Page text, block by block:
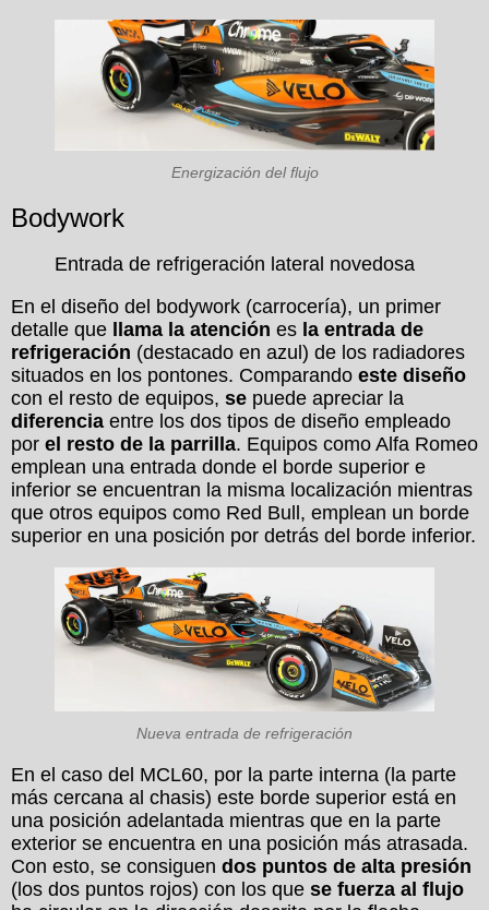
Energización del flujo
Bodywork
Entrada de refrigeración lateral novedosa
En el diseño del bodywork (carrocería), un primer
detalle que llama la atención es la entrada de
refrigeración (destacado en azul) de los radiadores
situados en los pontones. Comparando este diseño
con el resto de equipos, se puede apreciar la
diferencia entre los dos tipos de diseño empleado
por el resto de la parrilla. Equipos como Alfa Romeo
emplean una entrada donde el borde superior e
inferior se encuentran la misma localización mientras
que otros equipos como Red Bull, emplean un borde
superior en una posición por detrás del borde inferior.
Nueva entrada de refrigeración
En el caso del MCL60, por la parte interna (la parte
más cercana al chasis) este borde superior está en
una posición adelantada mientras que en la parte
exterior se encuentra en una posición más atrasada.
Con esto, se consiguen dos puntos de alta presión
(los dos puntos rojos) con los que se fuerza al flujo